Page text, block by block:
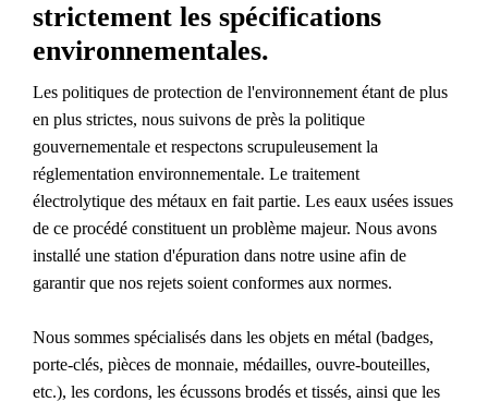
strictement les spécifications
environnementales.
Les politiques de protection de l'environnement étant de plus
en plus strictes, nous suivons de près la politique
gouvernementale et respectons scrupuleusement la
réglementation environnementale. Le traitement
électrolytique des métaux en fait partie. Les eaux usées issues
de ce procédé constituent un problème majeur. Nous avons
installé une station d'épuration dans notre usine afin de
garantir que nos rejets soient conformes aux normes.
Nous sommes spécialisés dans les objets en métal (badges,
porte-clés, pièces de monnaie, médailles, ouvre-bouteilles,
etc.), les cordons, les écussons brodés et tissés, ainsi que les